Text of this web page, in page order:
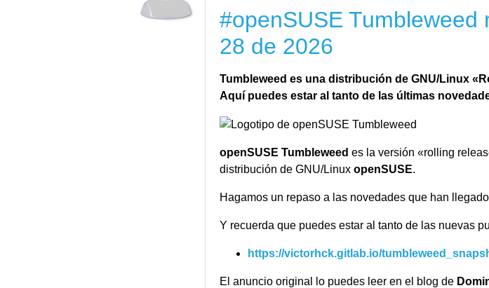
Sonnet
ThreadWeaver
manejables.
KColorScheme
KCompletion
KContacts
KFileMetaData
KPackage
KPty
#openSUSE Tumbleweed
28 de 2026
Tumbleweed es una distribución de GNU/Linux
Aquí puedes estar al tanto de las últimas
openSUSE Tumbleweed es la versión «rolling
distribución de GNU/Linux openSUSE.
Hagamos un repaso a las novedades que han
Y recuerda que puedes estar al tanto de las nuevas
https://victorhck.gitlab.io/
El anuncio original lo puedes leer en el blog de